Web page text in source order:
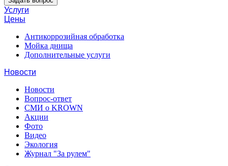
Услуги
Цены
Антикоррозийная обработка
Мойка днища
Дополнительные услуги
Новости
Новости
Вопрос-ответ
СМИ о KROWN
Акции
Фото
Видео
Экология
Журнал "За рулем"